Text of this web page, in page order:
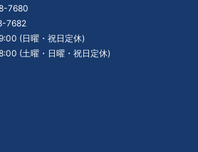
7680
7682
(日曜・祝日定休)
(土曜・日曜・祝日定休)